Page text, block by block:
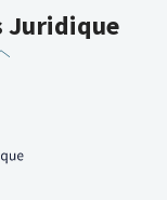
Juridique